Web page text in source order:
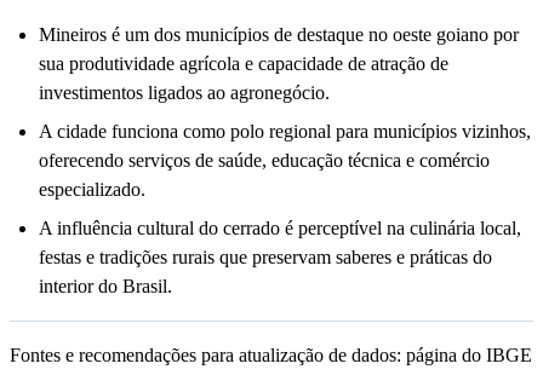
Mineiros é um dos municípios de destaque no oeste goiano por
sua produtividade agrícola e capacidade de atração de
investimentos ligados ao agronegócio.
A cidade funciona como polo regional para municípios vizinhos,
oferecendo serviços de saúde, educação técnica e comércio
especializado.
A influência cultural do cerrado é perceptível na culinária local,
festas e tradições rurais que preservam saberes e práticas do
interior do Brasil.
Fontes e recomendações para atualização de dados: página do IBGE